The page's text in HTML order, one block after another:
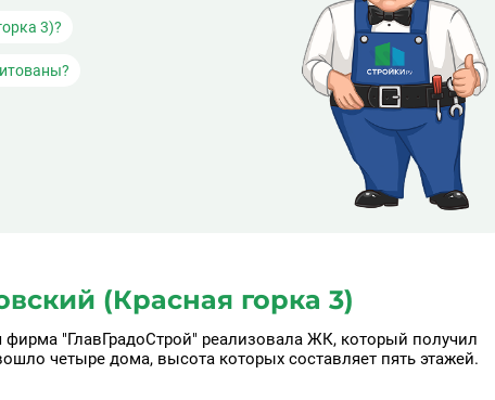
3)?
(Красная горка 3)
"ГлавГрадоСтрой" реализовала ЖК, который получил
четыре дома, высота которых составляет пять этажей.